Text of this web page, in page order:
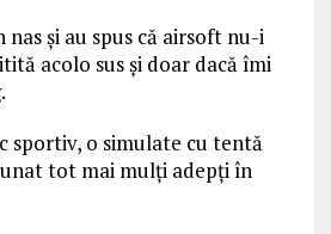
şi au spus că airsoft nu-i
acolo sus şi doar dacă îmi
sportiv, o simulate cu tentă
tot mai mulţi adepţi în